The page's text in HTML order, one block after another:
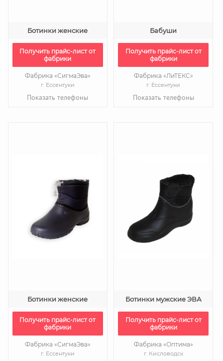
Ботинки женские
Получить прайс-лист от
фабрики
Фабрика «СигмаЭва»
г. Ессентуки
Показать телефоны
Бабуши
Получить прайс-лист от
фабрики
Фабрика «ЛиТЕКС»
г. Ессентуки
Показать телефоны
Ботинки женские
Получить прайс-лист от
фабрики
Фабрика «СигмаЭва»
г. Ессентуки
Ботинки мужские ЭВА
Получить прайс-лист от
фабрики
Фабрика «Оптима»
г. Кисловодск